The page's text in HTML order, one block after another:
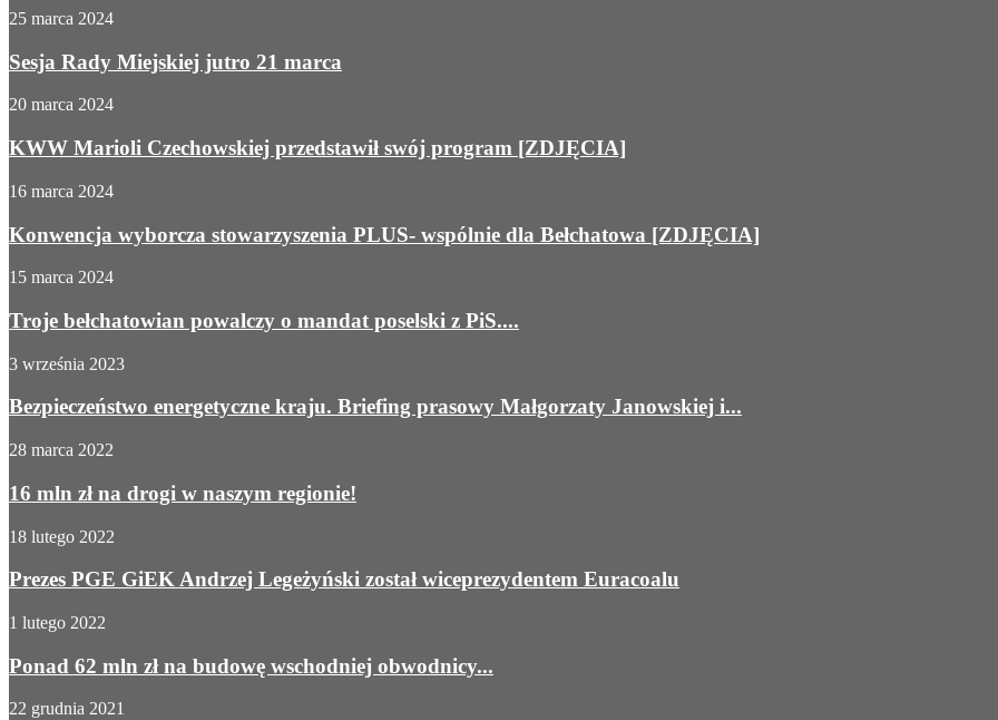
25 marca 2024
Sesja Rady Miejskiej jutro 21 marca
20 marca 2024
KWW Marioli Czechowskiej przedstawił swój program [ZDJĘCIA]
16 marca 2024
Konwencja wyborcza stowarzyszenia PLUS- wspólnie dla Bełchatowa [ZDJĘCIA]
15 marca 2024
Troje bełchatowian powalczy o mandat poselski z PiS....
3 września 2023
Bezpieczeństwo energetyczne kraju. Briefing prasowy Małgorzaty Janowskiej i...
28 marca 2022
16 mln zł na drogi w naszym regionie!
18 lutego 2022
Prezes PGE GiEK Andrzej Legeżyński został wiceprezydentem Euracoalu
1 lutego 2022
Ponad 62 mln zł na budowę wschodniej obwodnicy...
22 grudnia 2021